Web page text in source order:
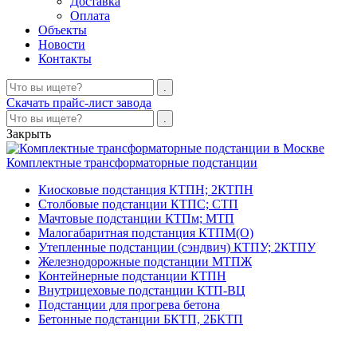
Оплата
Объекты
Новости
Контакты
Скачать прайс-лист завода
Закрыть
Комплектные трансформаторные подстанции
Киосковые подстанция КТПН; 2КТПН
Столбовые подстанции КТПС; СТП
Мачтовые подстанции КТПм; МТП
Малогабаритная подстанция КТПМ(О)
Утепленные подстанции (сэндвич) КТПУ; 2КТПУ
Железнодорожные подстанции МТПЖ
Контейнерные подстанции КТПН
Внутрицеховые подстанции КТП-ВЦ
Подстанции для прогрева бетона
Бетонные подстанции БКТП, 2БКТП